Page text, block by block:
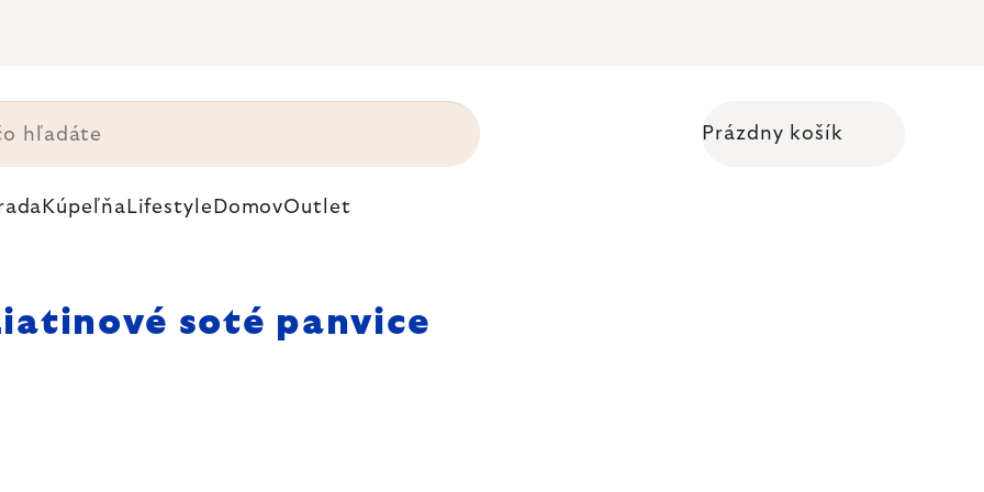
Prázdny košík
Kúpeľňa Lifestyle DomovOutlet
soté panvice